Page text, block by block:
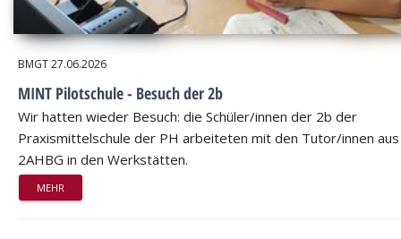
BMGT27.06.2026
MINT Pilotschule - Besuch der 2b
Wir hatten wieder Besuch: die Schüler/innen der 2b der
Praxismittelschule der PH arbeiteten mit den Tutor/innen
2AHBG in den Werkstätten.
MEHR